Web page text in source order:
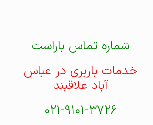
شماره تماس باراست
خدمات باربری در عباس
آباد علاقبند
۰۲۱-۹۱۰۱-۳۷۲۶